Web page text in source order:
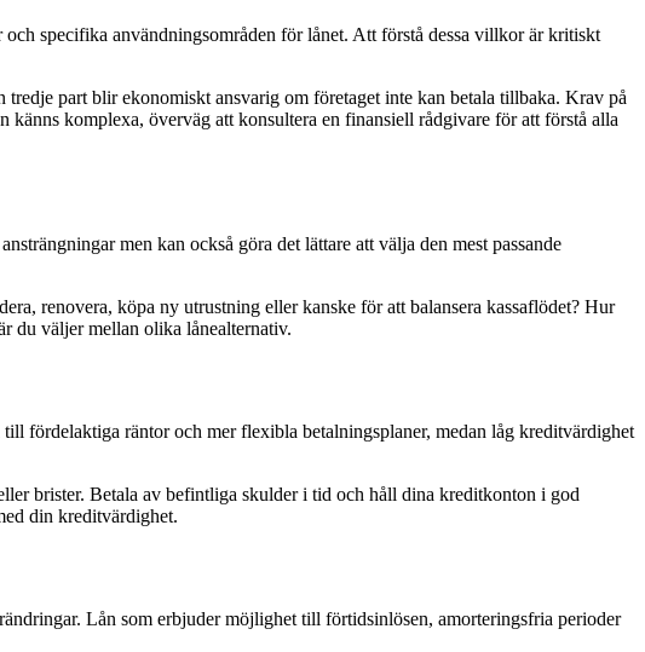
och specifika användningsområden för lånet. Att förstå dessa villkor är kritiskt
tredje part blir ekonomiskt ansvarig om företaget inte kan betala tillbaka. Krav på
komplexa, överväg att konsultera en finansiell rådgivare för att förstå alla
men kan också göra det lättare att välja den mest passande
renovera, köpa ny utrustning eller kanske för att balansera kassaflödet? Hur
du väljer mellan olika lånealternativ.
fördelaktiga räntor och mer flexibla betalningsplaner, medan låg kreditvärdighet
brister. Betala av befintliga skulder i tid och håll dina kreditkonton i god
din kreditvärdighet.
Lån som erbjuder möjlighet till förtidsinlösen, amorteringsfria perioder